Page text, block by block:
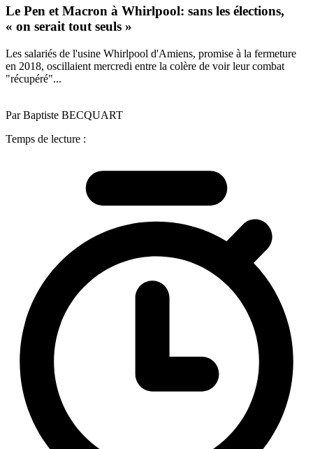
Le Pen et Macron à Whirlpool: sans les élections,
« on serait tout seuls »
Les salariés de l'usine Whirlpool d'Amiens, promise à la fermeture
en 2018, oscillaient mercredi entre la colère de voir leur combat
"récupéré"...
Par Baptiste BECQUART
Temps de lecture :